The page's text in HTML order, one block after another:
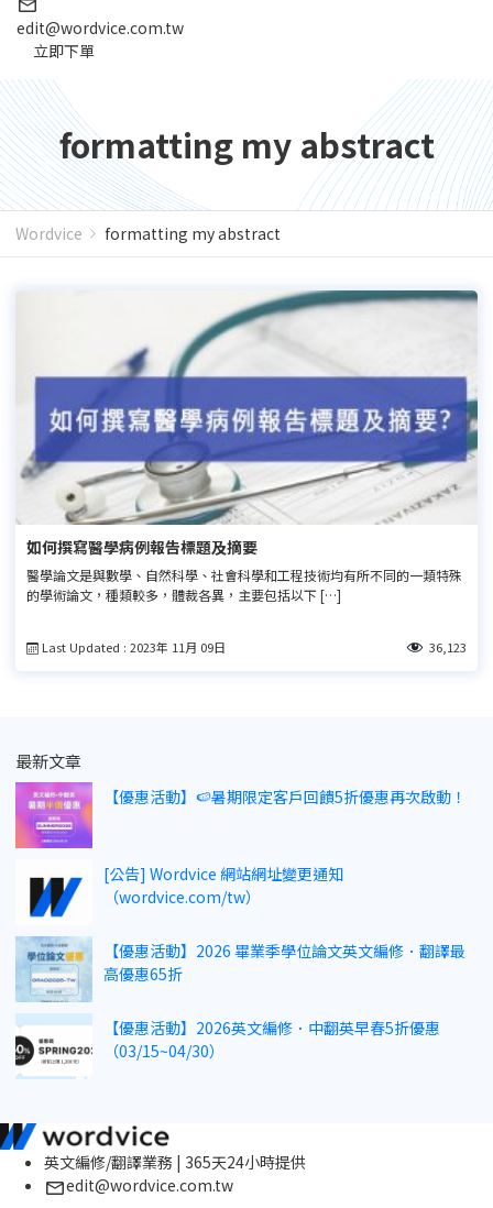
edit@wordvice.com.tw
立即下單
formatting my abstract
Wordvice formatting my abstract
如何撰寫醫學病例報告標題及摘要
醫學論文是與數學、自然科學、社會科學和工程技術均有所不同的一類特殊
的學術論文，種類較多，體裁各異，主要包括以下 […]
Last Updated : 2023年 11月 09日 36,123
最新文章
【優惠活動】🍉暑期限定客戶回饋5折優惠再次啟動！
[公告] Wordvice 網站網址變更通知
（wordvice.com/tw）
【優惠活動】2026 畢業季學位論文英文編修．翻譯最
高優惠65折
【優惠活動】2026英文編修．中翻英早春5折優惠
（03/15~04/30）
英文編修/翻譯業務 | 365天24小時提供
edit@wordvice.com.tw